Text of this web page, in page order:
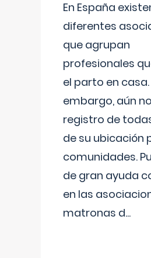
En España
diferentes
que agrupan
profesionales
el parto en casa.
embargo, aún
registro de
de su ubicación
comunidades.
de gran ayuda
en las
matronas d...